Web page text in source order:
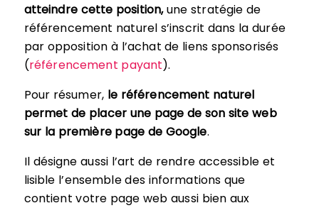
atteindre cette position,une stratégie de
référencement naturel s’inscrit dans la durée
par opposition à l’achat de liens sponsorisés
(référencement payant).
Pour résumer, le référencement naturel
permet de placer une page de son site web
sur la première page de Google.
Il désigne aussi l’art de rendre accessible et
lisible l’ensemble des informations que
contient votre page web aussi bien aux